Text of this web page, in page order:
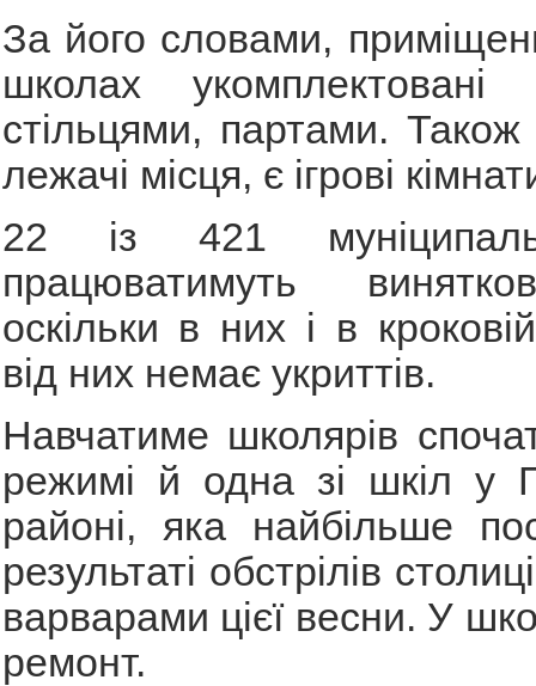
За його словами,
школах
стільцями, партами. Також
лежачі місця, є ігрові
22 із 421
працюватимуть
оскільки в них і в
від них немає укриттів.
Навчатиме школярів
режимі й одна зі шкіл у
районі, яка найбільше
результаті обстрілів
варварами цієї весни. У
ремонт.